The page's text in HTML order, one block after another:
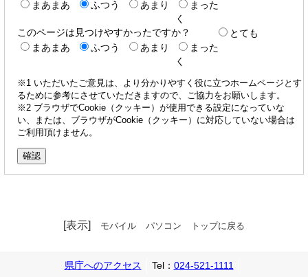
まあまあ
ふつう あまり
まった
く
このページは見つけやすかったですか？
とても
まあまあ
ふつう あまり
まった
く
※1 いただいたご意見は、より分かりやすく役に立つホームページとす
るために参考にさせていただきますので、ご協力をお願いします。
※2 ブラウザでCookie（クッキー）が使用できる設定になっていな
い、または、ブラウザがCookie（クッキー）に対応していない場合は
ご利用頂けません。
[表示] モバイル パソコン トップに戻る
県庁へのアクセス Tel： 024-521-1111